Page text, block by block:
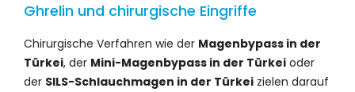
Ghrelin und chirurgische Eingriffe
Chirurgische Verfahren wie der Magenbypass in der
Türkei, der Mini-Magenbypass in der Türkei oder
der SILS-Schlauchmagen in der Türkei zielen darauf